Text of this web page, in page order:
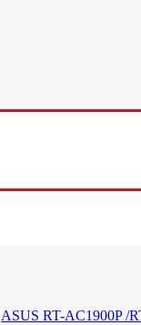
ASUS RT-AC1900P /